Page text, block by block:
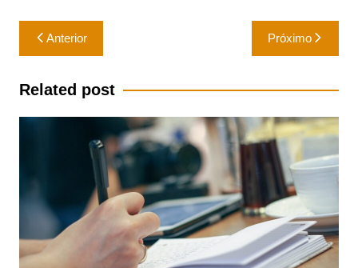
Navegação
de
Post
Anterior Próximo
Related post